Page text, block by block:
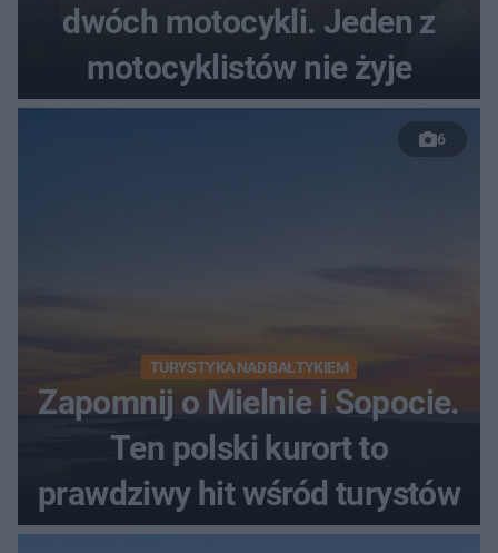
dwóch motocykli. Jeden z
motocyklistów nie żyje
6
TURYSTYKA NAD BAŁTYKIEM
Zapomnij o Mielnie i Sopocie.
Ten polski kurort to
prawdziwy hit wśród turystów